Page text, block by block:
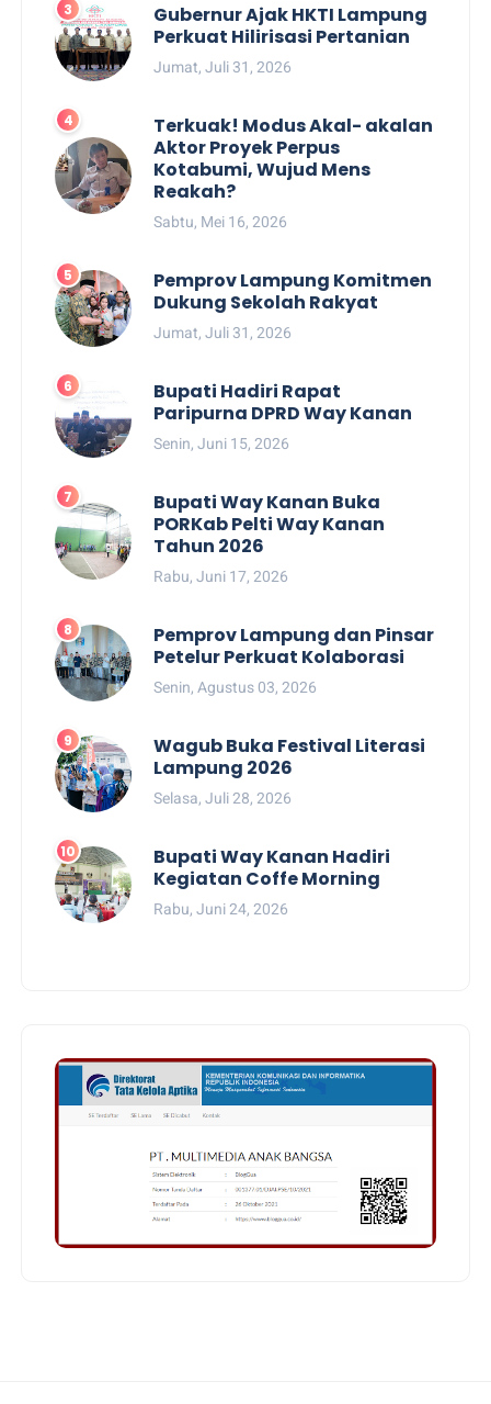
Gubernur Ajak HKTI Lampung
Perkuat Hilirisasi Pertanian
Jumat, Juli 31, 2026
Terkuak! Modus Akal- akalan
Aktor Proyek Perpus
Kotabumi, Wujud Mens
Reakah?
Sabtu, Mei 16, 2026
Pemprov Lampung Komitmen
Dukung Sekolah Rakyat
Jumat, Juli 31, 2026
Bupati Hadiri Rapat
Paripurna DPRD Way Kanan
Senin, Juni 15, 2026
Bupati Way Kanan Buka
PORKab Pelti Way Kanan
Tahun 2026
Rabu, Juni 17, 2026
Pemprov Lampung dan Pinsar
Petelur Perkuat Kolaborasi
Senin, Agustus 03, 2026
Wagub Buka Festival Literasi
Lampung 2026
Selasa, Juli 28, 2026
Bupati Way Kanan Hadiri
Kegiatan Coffe Morning
Rabu, Juni 24, 2026